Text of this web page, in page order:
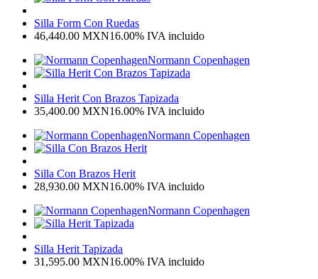
Silla Form Con Ruedas
46,440.00 MXN16.00% IVA incluido
Normann Copenhagen
Silla Herit Con Brazos Tapizada
35,400.00 MXN16.00% IVA incluido
Normann Copenhagen
Silla Con Brazos Herit
28,930.00 MXN16.00% IVA incluido
Normann Copenhagen
Silla Herit Tapizada
31,595.00 MXN16.00% IVA incluido